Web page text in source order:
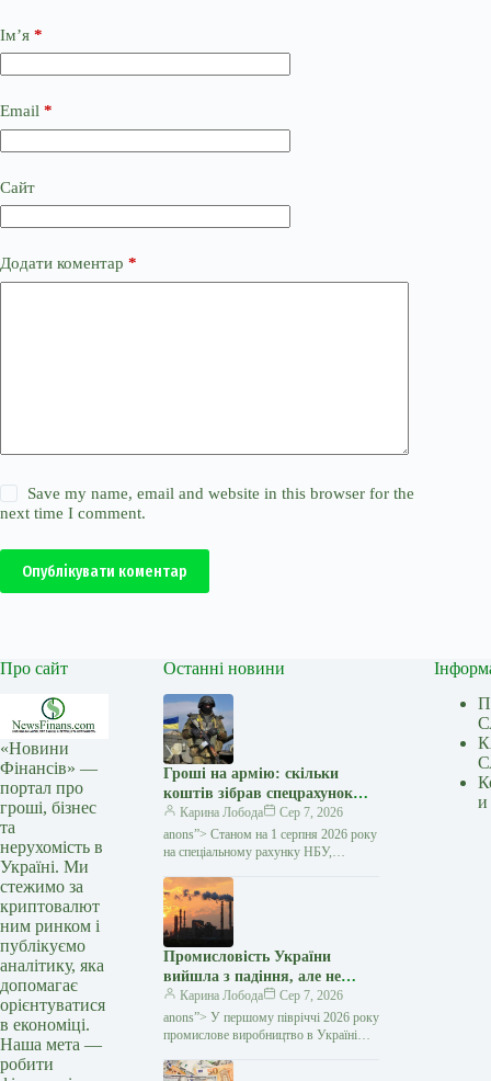
Ім’я *
Email *
Сайт
Додати коментар *
Save my name, email and website in this browser for the
next time I comment.
Опублікувати коментар
Про сайт
«Новини
Фінансів» —
портал про
гроші, бізнес
та
нерухомість в
Україні. Ми
стежимо за
криптовалют
ним ринком і
публікуємо
аналітику, яка
допомагає
орієнтуватися
в економіці.
Наша мета —
робити
Останні новини
Гроші на армію: скільки
коштів зібрав спецрахунок
НБУ та кому їх передали —
Мінфін
Карина Лобода
Сер 7, 2026
anons”> Станом на 1 серпня 2026 року
на спеціальному рахунку НБУ,
оборони у перший день
повномасштабного вторгнення,
залишається…
Промисловість України
вийшла з падіння, але не
перейшла до зростання: що
показують дані за 2026 рік —
Мінфін
Карина Лобода
Сер 7, 2026
anons”> У першому півріччі 2026 року
промислове виробництво в Україні
порівняно з аналогічним періодом
и